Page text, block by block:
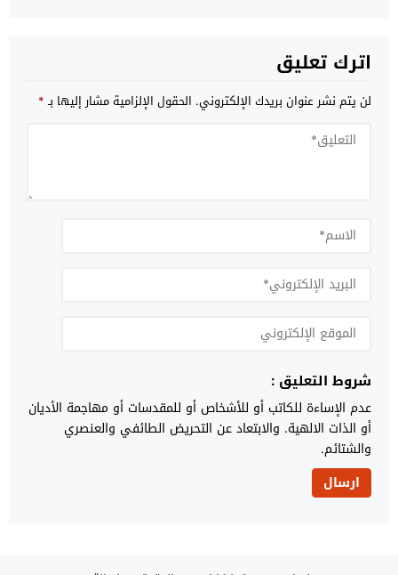
اترك تعليق
لن يتم نشر عنوان بريدك الإلكتروني. الحقول الإلزامية مشار إليها بـ*
شروط التعليق :
عدم الإساءة للكاتب أو للأشخاص أو للمقدسات أو مهاجمة الأديان
أو الذات الالهية. والابتعاد عن التحريض الطائفي والعنصري
والشتائم.